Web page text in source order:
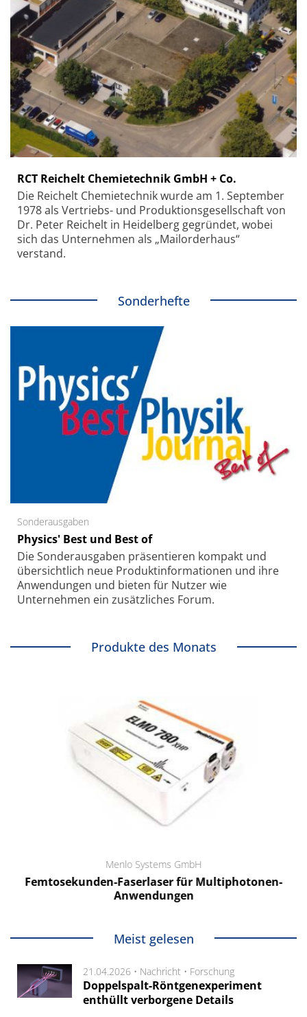
RCT Reichelt Chemietechnik GmbH + Co.
Die Reichelt Chemietechnik wurde am 1. September
1978 als Vertriebs- und Produktionsgesellschaft von
Dr. Peter Reichelt in Heidelberg gegründet, wobei
sich das Unternehmen als „Mailorderhaus“
verstand.
Sonderhefte
Sonderausgaben
Physics' Best und Best of
Die Sonder­ausgaben präsentieren kompakt und
übersichtlich neue Produkt­informationen und ihre
Anwendungen und bieten für Nutzer wie
Unternehmen ein zusätzliches Forum.
Produkte des Monats
Menlo Systems GmbH
Femtosekunden-Faserlaser für Multiphotonen-
Anwendungen
Meist gelesen
21.04.2026 • Nachricht • Forschung
Doppelspalt-Röntgenexperiment
enthüllt verborgene Details